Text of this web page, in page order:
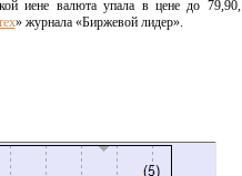
иене валюта упала в цене до 79,90,
» журнала «Биржевой лидер».